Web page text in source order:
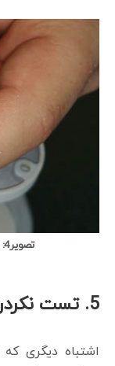
تصویر4: سوکت عایق بندی نشده و زنگ زدگی
5. تست
اشتباه دیگری